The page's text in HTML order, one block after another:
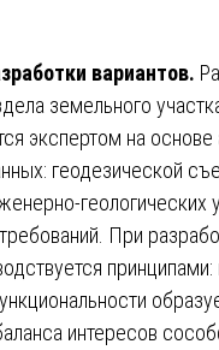
вариантов.
земельного
экспертом на основе
геодезической
геологических
При
интересов